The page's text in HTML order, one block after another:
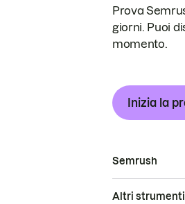
Prova
giorni. Puoi
momento.
Inizia la
Semrush
Altri strumenti